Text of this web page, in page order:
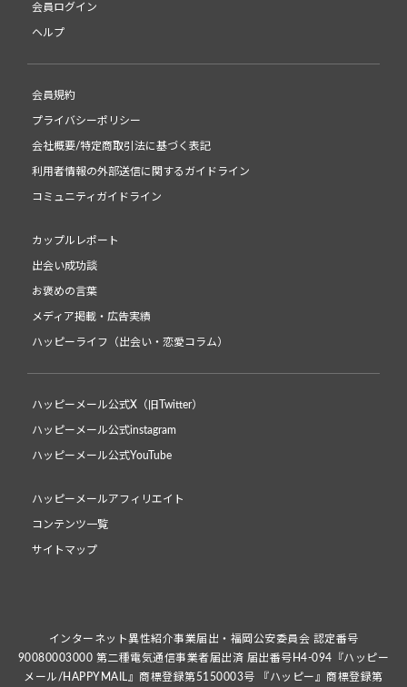
会員ログイン
ヘルプ
会員規約
プライバシーポリシー
会社概要/特定商取引法に基づく表記
利用者情報の外部送信に関するガイドライン
コミュニティガイドライン
カップルレポート
出会い成功談
お褒めの言葉
メディア掲載・広告実績
ハッピーライフ（出会い・恋愛コラム）
ハッピーメール公式X（旧Twitter）
ハッピーメール公式instagram
ハッピーメール公式YouTube
ハッピーメールアフィリエイト
コンテンツ一覧
サイトマップ
インターネット異性紹介事業届出・福岡公安委員会 認定番号
90080003000 第二種電気通信事業者届出済 届出番号H4-094『ハッピー
メール/HAPPYMAIL』商標登録第5150003号 『ハッピー』商標登録第